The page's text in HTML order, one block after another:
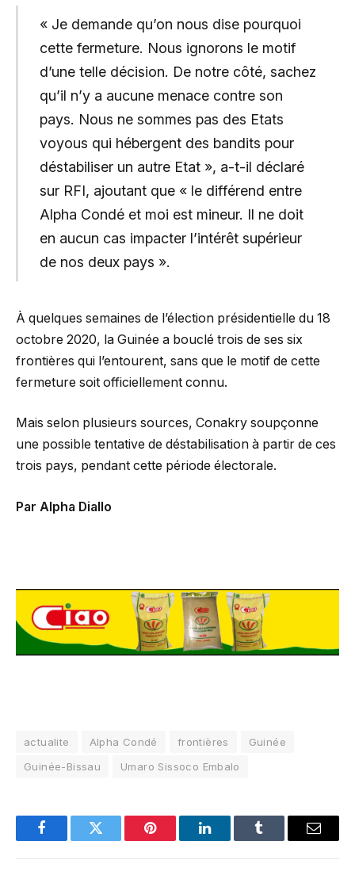
« Je demande qu’on nous dise pourquoi
cette fermeture. Nous ignorons le motif
d’une telle décision. De notre côté, sachez
qu’il n’y a aucune menace contre son
pays. Nous ne sommes pas des Etats
voyous qui hébergent des bandits pour
déstabiliser un autre Etat », a-t-il déclaré
sur RFI, ajoutant que « le différend entre
Alpha Condé et moi est mineur. Il ne doit
en aucun cas impacter l’intérêt supérieur
de nos deux pays ».
À quelques semaines de l’élection présidentielle du 18
octobre 2020, la Guinée a bouclé trois de ses six
frontières qui l’entourent, sans que le motif de cette
fermeture soit officiellement connu.
Mais selon plusieurs sources, Conakry soupçonne
une possible tentative de déstabilisation à partir de ces
trois pays, pendant cette période électorale.
Par Alpha Diallo
actualite Alpha Condé frontières
Guinée
Guinée-Bissau
Umaro Sissoco Embalo
FacebookTwitter Pinterest LinkedInTumblr Email